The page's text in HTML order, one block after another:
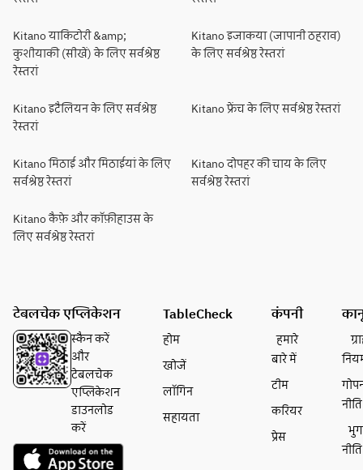
Kitano याकिटोरी &amp;
कुशीयाकी (सीखें) के लिए सर्वश्रेष्ठ
रेस्तरां
Kitano इजाकया (जापानी ठहराव)
के लिए सर्वश्रेष्ठ रेस्तरां
Kitano इटैलियन के लिए सर्वश्रेष्ठ
रेस्तरां
Kitano फ्रेंच के लिए सर्वश्रेष्ठ रेस्तरां
Kitano मिठाई और मिठाईयां के लिए
सर्वश्रेष्ठ रेस्तरां
Kitano दोपहर की चाय के लिए
सर्वश्रेष्ठ रेस्तरां
Kitano कैफ़े और कॉफ़ीहाउस के
लिए सर्वश्रेष्ठ रेस्तरां
टेबलचेक एप्लिकेशन
स्कैन करें
और
टेबलचेक
एप्लिकेशन
डाउनलोड
करें
TableCheck
होम
खोजें
लॉगिन
सहायता
कंपनी
हमारे
बारे में
टीम
करियर
प्रेस
नीति
नीति